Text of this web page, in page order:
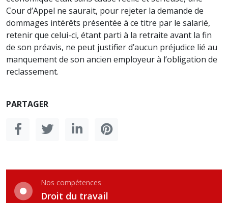
Cour d’Appel ne saurait, pour rejeter la demande de
dommages intérêts présentée à ce titre par le salarié,
retenir que celui-ci, étant parti à la retraite avant la fin
de son préavis, ne peut justifier d’aucun préjudice lié au
manquement de son ancien employeur à l’obligation de
reclassement.
PARTAGER
Nos compétences
Droit du travail